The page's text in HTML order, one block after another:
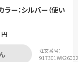
ラー：シルバー（使い
円
注文番号：
917301WK26002